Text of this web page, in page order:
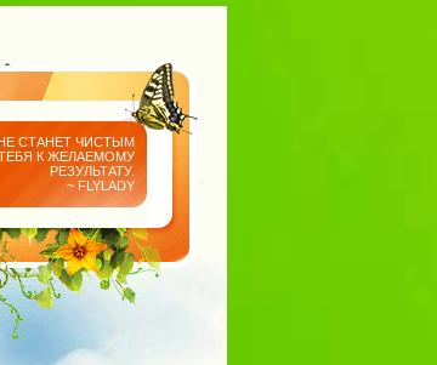
СТАНЕТ ЧИСТЫМ
К ЖЕЛАЕМОМУ
РЕЗУЛЬТАТУ.
~ FLYLADY